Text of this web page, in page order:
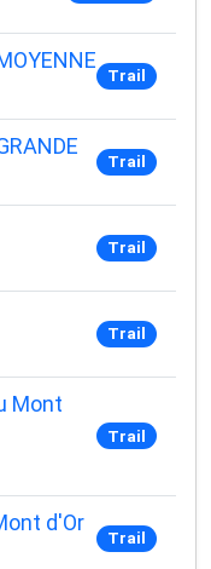
Trail
Trail
Trail
Trail
Mont
Trail
d'Or
Trail